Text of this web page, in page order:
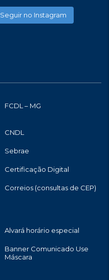
Seguir no Instagram
FCDL – MG
CNDL
Sebrae
Certificação Digital
Correios (consultas de CEP)
Alvará horário especial
Banner Comunicado Use
Máscara